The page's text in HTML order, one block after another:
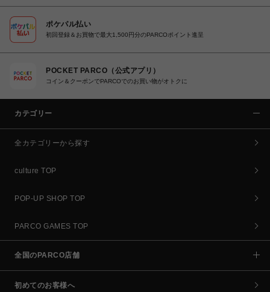
ポケパル払い
初回登録＆お買物で最大1,500円分のPARCOポイント進呈
POCKET PARCO（公式アプリ）
コイン＆クーポンでPARCOでのお買い物がオトクに
カテゴリー
全カテゴリーから探す
culture TOP
POP-UP SHOP TOP
PARCO GAMES TOP
全国のPARCO店舗
初めてのお客様へ